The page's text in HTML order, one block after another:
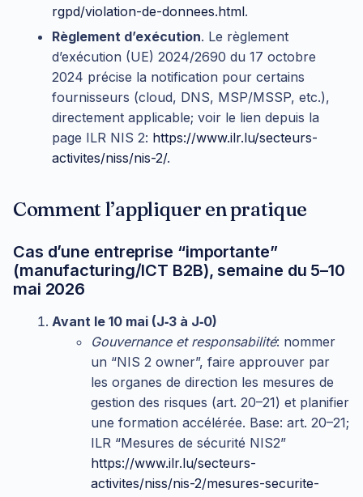
rgpd/violation-de-donnees.html.
Règlement d’exécution. Le règlement
d’exécution (UE) 2024/2690 du 17 octobre
2024 précise la notification pour certains
fournisseurs (cloud, DNS, MSP/MSSP, etc.),
directement applicable; voir le lien depuis la
page ILR NIS 2: https://www.ilr.lu/secteurs-
activites/niss/nis-2/.
Comment l’appliquer en pratique
Cas d’une entreprise “importante”
(manufacturing/ICT B2B), semaine du 5–10
mai 2026
Avant le 10 mai (J‑3 à J‑0)
Gouvernance et responsabilité: nommer
un “NIS 2 owner”, faire approuver par
les organes de direction les mesures de
gestion des risques (art. 20–21) et planifier
une formation accélérée. Base: art. 20–21;
ILR “Mesures de sécurité NIS2”
https://www.ilr.lu/secteurs-
activites/niss/nis-2/mesures-securite-